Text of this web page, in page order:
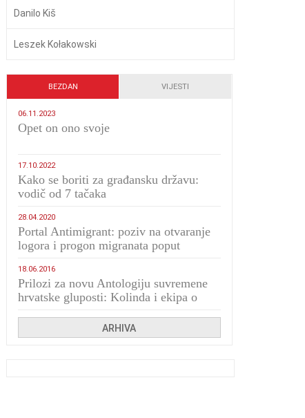
Danilo Kiš
Leszek Kołakowski
BEZDAN VIJESTI
06.11.2023
​Opet on ono svoje
17.10.2022
Kako se boriti za građansku državu:
vodič od 7 tačaka
28.04.2020
Portal Antimigrant: poziv na otvaranje
logora i progon migranata poput
18.06.2016
Prilozi za novu Antologiju suvremene
hrvatske gluposti: Kolinda i ekipa o
ARHIVA